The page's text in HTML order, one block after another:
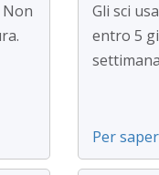
Non
Gli sci
entro 5
Per